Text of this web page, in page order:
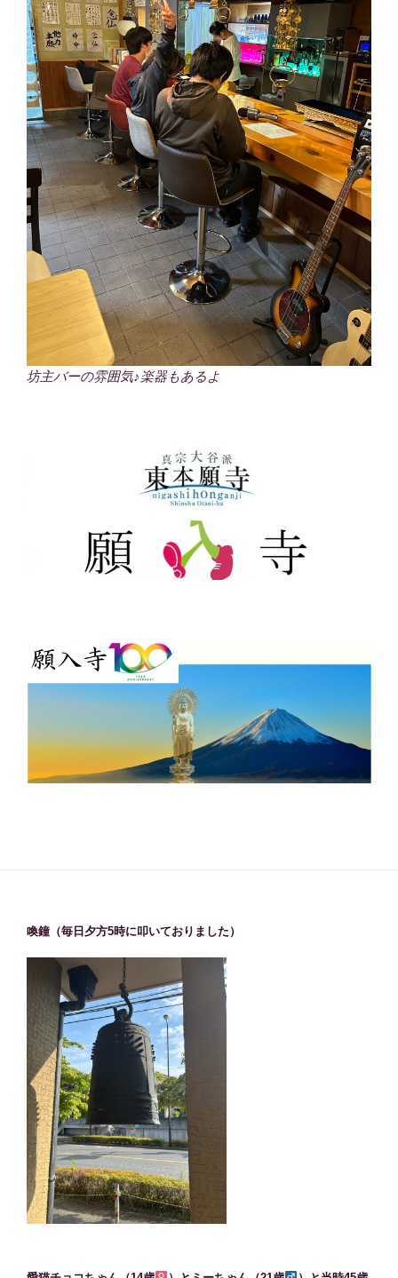
坊主バーの雰囲気♪楽器もあるよ
喚鐘（毎日夕方5時に叩いておりました）